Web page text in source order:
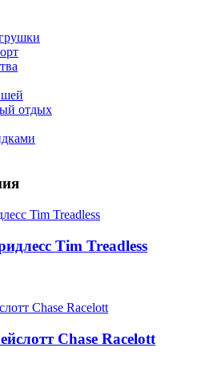
отдых
Tim Treadless
Chase Racelott